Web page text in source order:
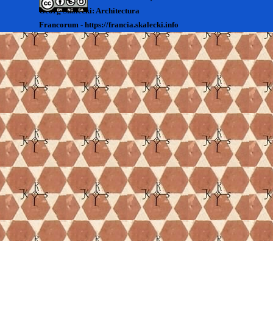
Georg Skalecki: Architectura
Francorum - https://francia.skalecki.info
Kontakt/Me contacter:
Francia@skalecki.info
Zurück zum Seiteninhalt